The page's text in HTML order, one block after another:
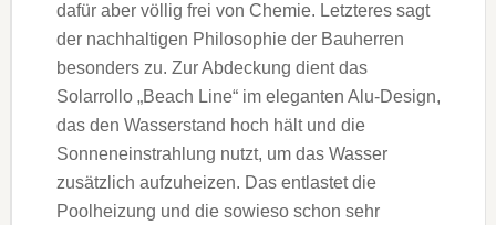
dafür aber völlig frei von Chemie. Letzteres sagt
der nachhaltigen Philosophie der Bauherren
besonders zu. Zur Abdeckung dient das
Solarrollo „Beach Line“ im eleganten Alu-Design,
das den Wasserstand hoch hält und die
Sonneneinstrahlung nutzt, um das Wasser
zusätzlich aufzuheizen. Das entlastet die
Poolheizung und die sowieso schon sehr